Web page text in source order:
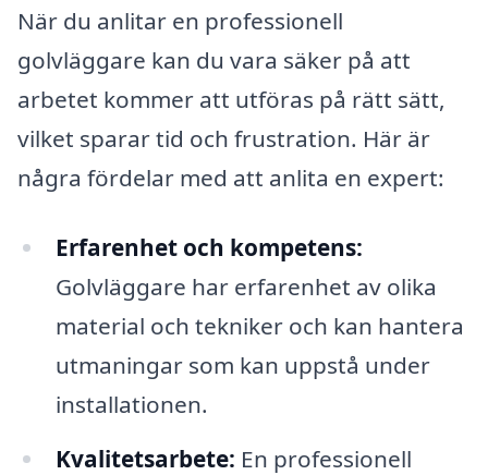
När du anlitar en professionell
golvläggare kan du vara säker på att
arbetet kommer att utföras på rätt sätt,
vilket sparar tid och frustration. Här är
några fördelar med att anlita en expert:
Erfarenhet och kompetens:
Golvläggare har erfarenhet av olika
material och tekniker och kan hantera
utmaningar som kan uppstå under
installationen.
Kvalitetsarbete: En professionell